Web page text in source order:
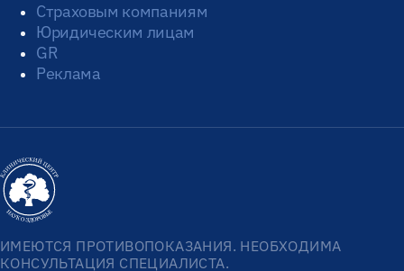
Страховым компаниям
Юридическим лицам
GR
Реклама
ИМЕЮТСЯ ПРОТИВОПОКАЗАНИЯ. НЕОБХОДИМА
КОНСУЛЬТАЦИЯ СПЕЦИАЛИСТА.